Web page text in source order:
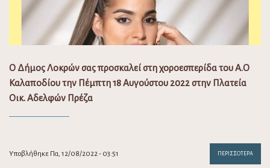
Ο Δήμος Λοκρών σας προσκαλεί στη χοροεσπερίδα του Α.Ο
Καλαποδίου την Πέμπτη 18 Αυγούστου 2022 στην Πλατεία
Οικ. Αδελφών Πρέζα
Υποβλήθηκε Πα, 12/08/2022 - 03:51 ΠΕΡΙΣΣΌΤΕΡΑ